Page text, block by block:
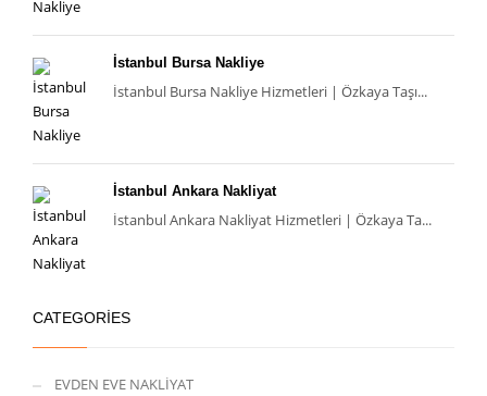
İstanbul Bursa Nakliye
İstanbul Bursa Nakliye Hizmetleri | Özkaya Taşı...
İstanbul Ankara Nakliyat
İstanbul Ankara Nakliyat Hizmetleri | Özkaya Ta...
CATEGORIES
EVDEN EVE NAKLİYAT